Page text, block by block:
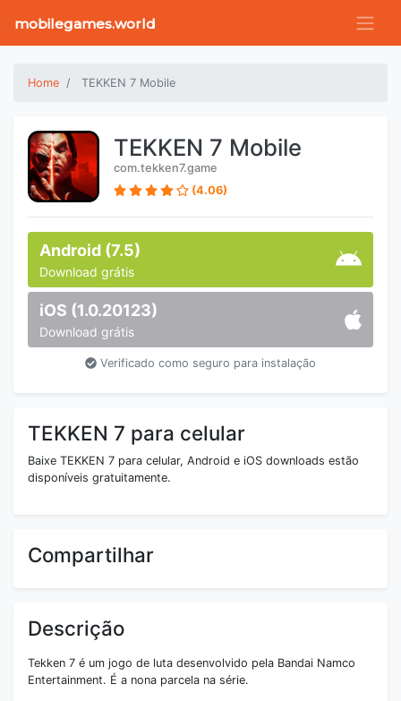
mobilegames.world
Home TEKKEN 7 Mobile
TEKKEN 7 Mobile
com.tekken7.game
(4.06)
Android (7.5)
Download grátis
iOS (1.0.20123)
Download grátis
Verificado como seguro para instalação
TEKKEN 7 para celular
Baixe TEKKEN 7 para celular, Android e iOS downloads estão
disponíveis gratuitamente.
Compartilhar
Descrição
Tekken 7 é um jogo de luta desenvolvido pela Bandai Namco
Entertainment. É a nona parcela na série.